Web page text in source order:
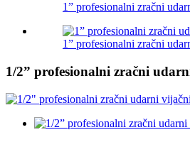
1” profesionalni zračni
1” profesionalni zračni
1/2” profesionalni zračni